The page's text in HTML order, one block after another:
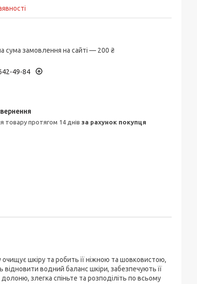
сума замовлення на сайті — 200 ₴
49-84
товару протягом 14 днів за рахунок покупця
шкіру та робить її ніжною та шовковистою,
водний баланс шкіри, забезпечують її
злегка спіньте та розподіліть по всьому